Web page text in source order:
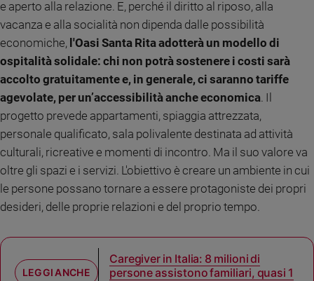
e aperto alla relazione. E, perché il diritto al riposo, alla
vacanza e alla socialità non dipenda dalle possibilità
economiche, l'Oasi Santa Rita adotterà un modello di
ospitalità solidale: chi non potrà sostenere i costi sarà
accolto gratuitamente e, in generale, ci saranno tariffe
agevolate, per un’accessibilità anche economica. Il
progetto prevede appartamenti, spiaggia attrezzata,
personale qualificato, sala polivalente destinata ad attività
culturali, ricreative e momenti di incontro. Ma il suo valore va
oltre gli spazi e i servizi. L'obiettivo è creare un ambiente in cui
le persone possano tornare a essere protagoniste dei propri
desideri, delle proprie relazioni e del proprio tempo.
Caregiver in Italia: 8 milioni di
persone assistono familiari, quasi 1